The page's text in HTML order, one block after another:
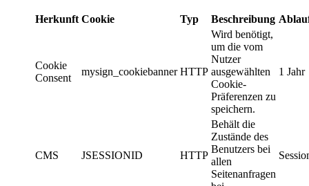
Herkunft Cookie Typ Beschreibung
Cookie
Consent
mysign_cookiebanner HTTP
Wird benötigt,
um die vom
Nutzer
ausgewählten
Cookie-
Präferenzen zu
speichern.
1 Jahr
CMS JSESSIONID HTTP
Behält die
Zustände des
Benutzers bei
allen
Seitenanfragen